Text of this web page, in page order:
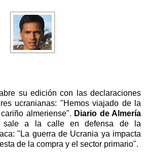
su edición con las declaraciones
ucranianas: "Hemos viajado de la
almeriense". Diario de Almería
sale a la calle en defensa de la
"La guerra de Ucrania ya impacta
de la compra y el sector primario".